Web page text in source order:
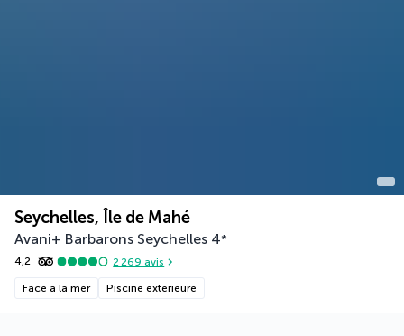
Seychelles, Île de Mahé
Avani+ Barbarons Seychelles 4*
4,2 2 269 avis
Face à la mer Piscine extérieure